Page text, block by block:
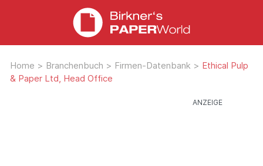
Home > Branchenbuch > Firmen-Datenbank > Ethical Pulp
& Paper Ltd, Head Office